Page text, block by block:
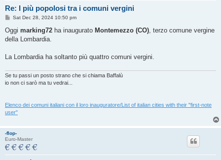
Re: I più popolosi tra i comuni vergini
P
s
t
Sat Dec 28, 2024 10:50 pm
Oggi marking72 ha inaugurato Montemezzo (CO), terzo comune vergine
della Lombardia.
La Lombardia ha soltanto più quattro comuni vergini.
Se tu passi un posto strano che si chiama Baffalù
io non ci sarò ma tu vedrai...
Elenco dei comuni italiani con il loro inauguratore/List of italian cities with their "first-note
user"
-flop-
Euro-Master